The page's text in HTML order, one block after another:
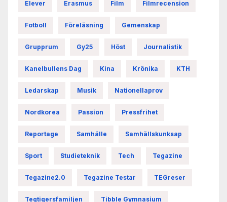
Elever Erasmus Film Filmrecension
Fotboll Föreläsning Gemenskap
Grupprum Gy25 Höst Journalistik
Kanelbullens Dag Kina Krönika KTH
Ledarskap Musik Nationellaprov
Nordkorea Passion Pressfrihet
Reportage Samhälle Samhällskunksap
Sport Studieteknik Tech Tegazine
Tegazine2.0 Tegazine Testar TEGreser
Tegtigersfamiljen Tibble Gymnasium